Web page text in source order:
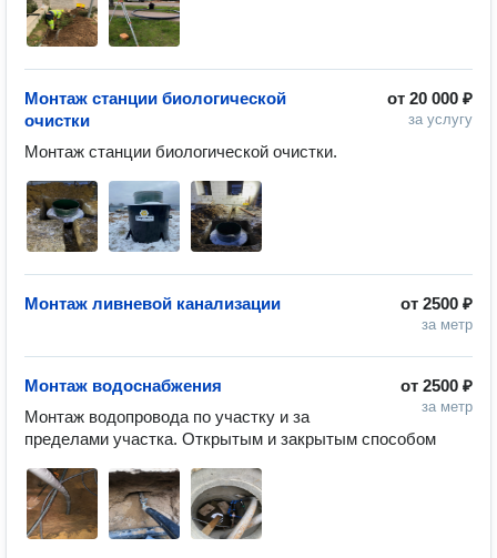
от 20 000 ₽
за услугу
Монтаж станции биологической
очистки
Монтаж станции биологической очистки.
от 2500 ₽
за метр
Монтаж ливневой канализации
от 2500 ₽
за метр
Монтаж водоснабжения
Монтаж водопровода по участку и за
пределами участка. Открытым и закрытым способом